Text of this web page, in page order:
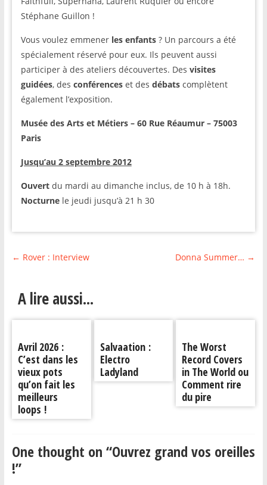
Stéphane Guillon !
Vous voulez emmener les enfants? Un parcours a été
spécialement réservé pour eux. Ils peuvent aussi
participer à des ateliers découvertes. Des visites
guidées, des conférenceset des débatscomplètent
également l’exposition.
Musée des Arts et Métiers – 60 Rue Réaumur – 75003
Paris
Jusqu’au 2 septembre 2012
Ouvertdu mardi au dimanche inclus, de 10 h à 18h.
Nocturnele jeudi jusqu’à 21 h 30
← Rover : Interview Donna Summer… →
A lire aussi...
Avril 2026 :
C’est dans les
vieux pots
qu’on fait les
meilleurs
loops !
Salvaation :
Electro
Ladyland
The Worst
Record Covers
in The World ou
Comment rire
du pire
One thought on “Ouvrez grand vos oreilles
!”